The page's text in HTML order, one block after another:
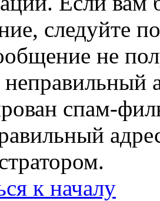
следуйте
не
неправильный
спам-
к началу